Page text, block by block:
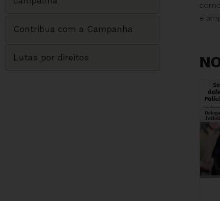
Contribua com a Campanha
Lutas por direitos
como
e